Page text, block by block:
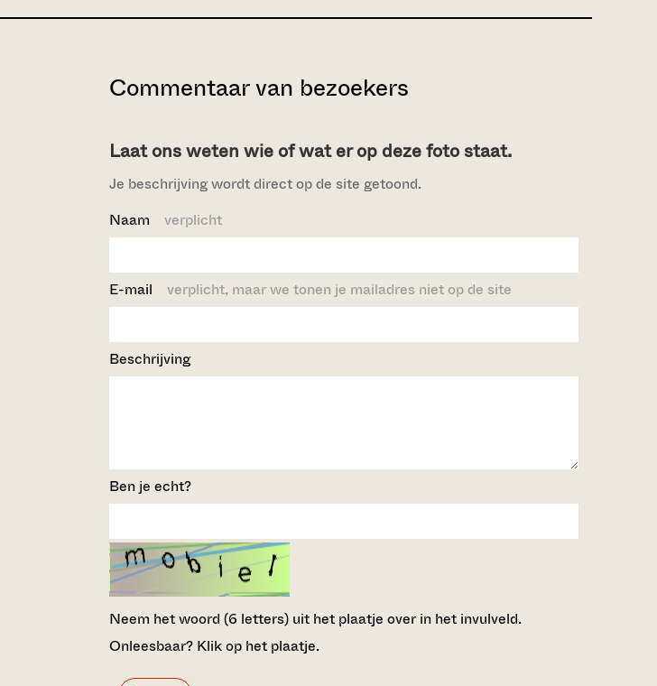
Commentaar van bezoekers
Laat ons weten wie of wat er op deze foto staat.
Je beschrijving wordt direct op de site getoond.
Naam verplicht
E-mail verplicht, maar we tonen je mailadres niet op de site
Beschrijving
Ben je echt?
Neem het woord (6 letters) uit het plaatje over in het invulveld.
Onleesbaar? Klik op het plaatje.